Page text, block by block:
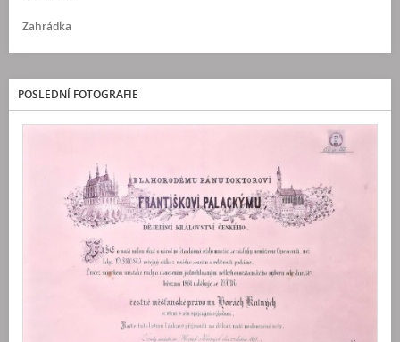
Zahrádka
POSLEDNÍ FOTOGRAFIE